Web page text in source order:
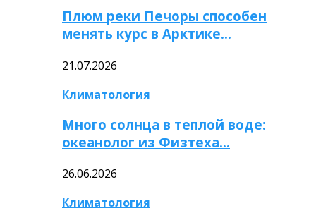
Плюм реки Печоры способен
менять курс в Арктике…
21.07.2026
Климатология
Много солнца в теплой воде:
океанолог из Физтеха…
26.06.2026
Климатология